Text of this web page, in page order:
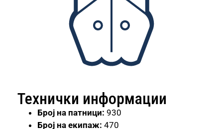
Технички информации
Број на патници: 930
Број на екипаж: 470